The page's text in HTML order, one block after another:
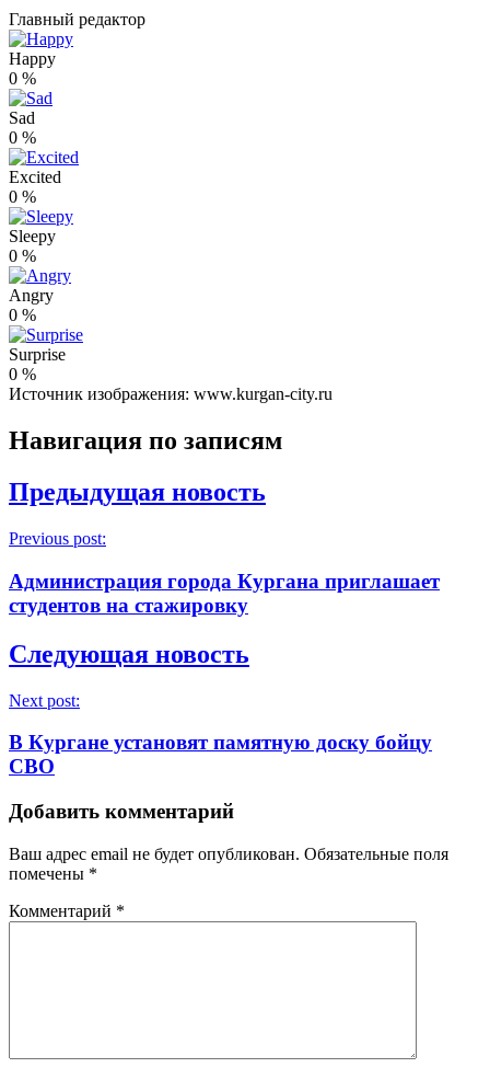
Главный редактор
Happy
0 %
Sad
0 %
Excited
0 %
Sleepy
0 %
Angry
0 %
Surprise
0 %
Источник изображения: www.kurgan-city.ru
Навигация по записям
Предыдущая новость
Previous post:
Администрация города Кургана приглашает
студентов на стажировку
Следующая новость
Next post:
В Кургане установят памятную доску бойцу
СВО
Добавить комментарий
Ваш адрес email не будет опубликован. Обязательные поля
помечены *
Комментарий *